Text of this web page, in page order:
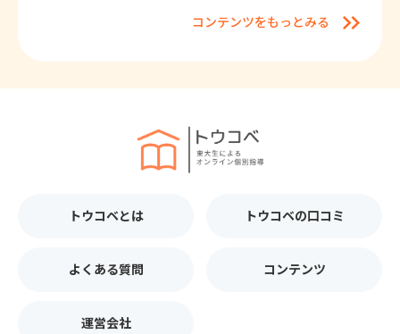
コンテンツをもっとみる
トウコベとは トウコベの口コミ
よくある質問 コンテンツ
運営会社